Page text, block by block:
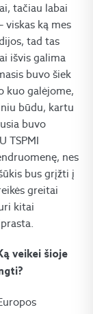
tačiau labai
viskas ką mes
tad tas
išvis galima
buvo šiek
kuo galėjome,
būdu, kartu
buvo
TSPMI
nes
bus grįžti į
greitai
kitai
veikei šioje